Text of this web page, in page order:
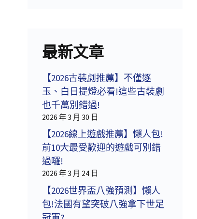
最新文章
【2026古裝劇推薦】不僅逐
玉、白日提燈必看!這些古裝劇
也千萬別錯過!
2026 年 3 月 30 日
【2026線上遊戲推薦】懶人包!
前10大最受歡迎的遊戲可別錯
過囉!
2026 年 3 月 24 日
【2026世界盃八強預測】懶人
包!法國有望突破八強拿下世足